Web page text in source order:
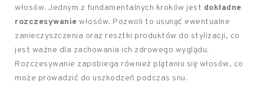
włosów. Jednym z fundamentalnych kroków jest dokładne
rozczesywanie włosów. Pozwoli to usunąć ewentualne
zanieczyszczenia oraz resztki produktów do stylizacji, co
jest ważne dla zachowania ich zdrowego wyglądu.
Rozczesywanie zapobiega również plątaniu się włosów, co
może prowadzić do uszkodzeń podczas snu.